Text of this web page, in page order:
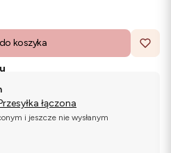
koszyka
łączona
i jeszcze nie wysłanym